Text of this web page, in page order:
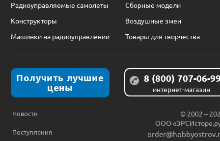
Радиоуправляемые самолеты
Сборные модели
Конструкторы
Воздушные змеи
Машинки на радиоуправлении
Товары для творчества
Получить лучшие
цены
8 (800) 707-06-
интернет-магазин
Новости
Поступления
© 2002 –
ООО